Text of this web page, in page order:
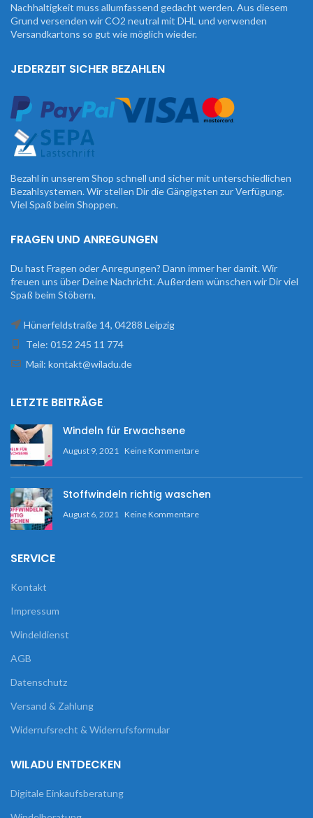
Nachhaltigkeit muss allumfassend gedacht werden. Aus diesem
Grund versenden wir CO2 neutral mit DHL und verwenden
Versandkartons so gut wie möglich wieder.
JEDERZEIT SICHER BEZAHLEN
Bezahl in unserem Shop schnell und sicher mit unterschiedlichen
Bezahlsystemen. Wir stellen Dir die Gängigsten zur Verfügung.
Viel Spaß beim Shoppen.
FRAGEN UND ANREGUNGEN
Du hast Fragen oder Anregungen? Dann immer her damit. Wir
freuen uns über Deine Nachricht. Außerdem wünschen wir Dir viel
Spaß beim Stöbern.
Hünerfeldstraße 14, 04288 Leipzig
Tele: 0152 245 11 774
Mail: kontakt@wiladu.de
LETZTE BEITRÄGE
Windeln für Erwachsene
August 9, 2021 Keine Kommentare
Stoffwindeln richtig waschen
August 6, 2021 Keine Kommentare
SERVICE
Kontakt
Impressum
Windeldienst
AGB
Datenschutz
Versand & Zahlung
Widerrufsrecht & Widerrufsformular
WILADU ENTDECKEN
Digitale Einkaufsberatung